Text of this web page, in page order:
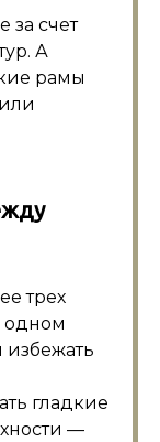
за счет
А
рамы
трех
одном
избежать
гладкие
—